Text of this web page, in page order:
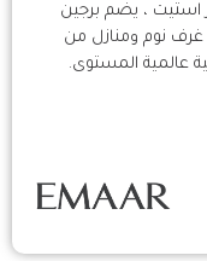
استيت ، يضم برجين
نوم ومنازل من
عالمية المستوى.